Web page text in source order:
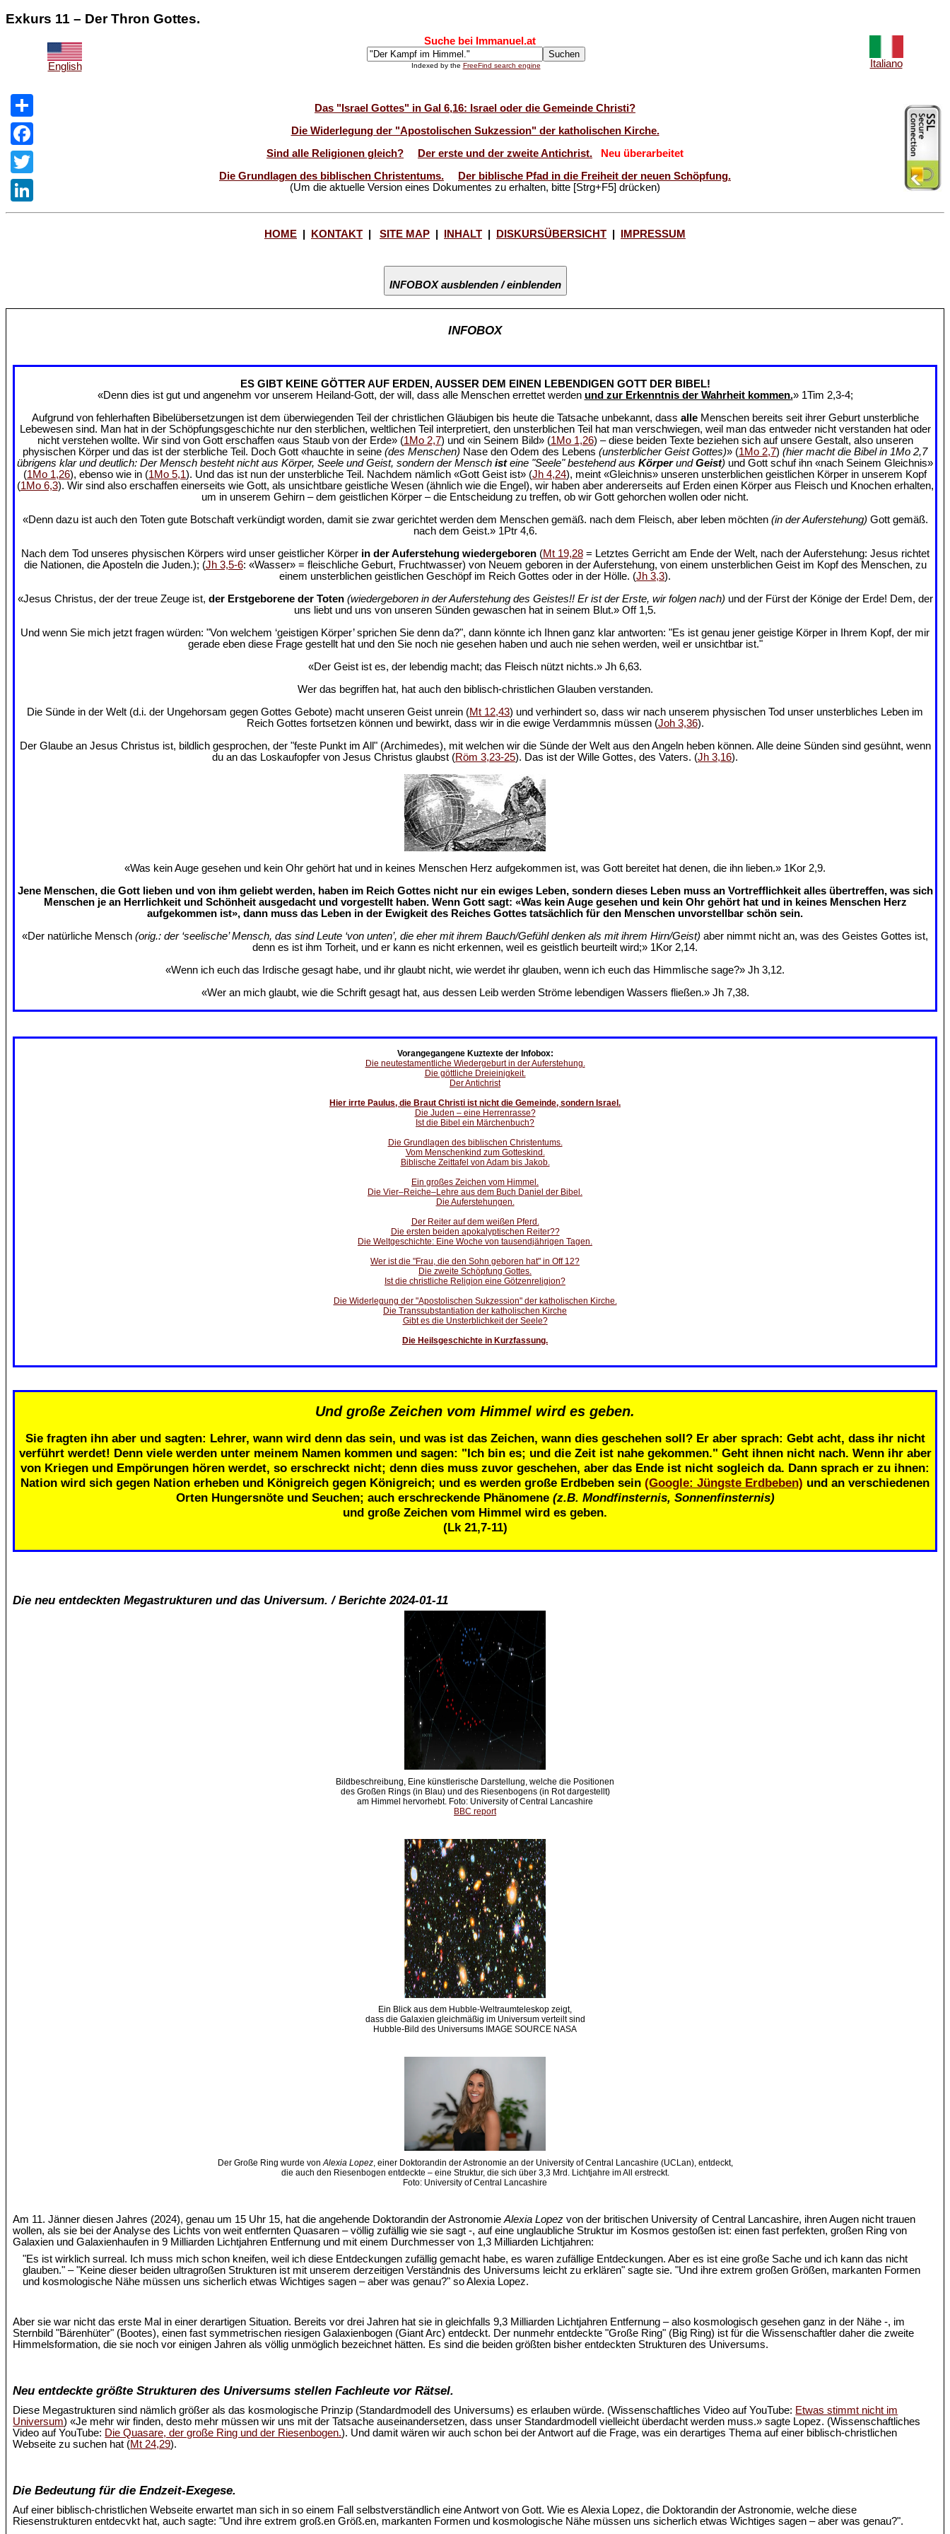
Exkurs 11 – Der Thron Gottes.
English
Suche bei Immanuel.at
Indexed by the FreeFind search engine Italiano
Share
Facebook
Twitter
LinkedIn
Das "Israel Gottes" in Gal 6,16: Israel oder die Gemeinde Christi?
Die Widerlegung der "Apostolischen Sukzession" der katholischen Kirche.
Sind alle Religionen gleich?
Der erste und der zweite Antichrist.
Neu überarbeitet
Die Grundlagen des biblischen Christentums.
Der biblische Pfad in die Freiheit der neuen Schöpfung.
(Um die aktuelle Version eines Dokumentes zu erhalten, bitte [Strg+F5] drücken)
HOME KONTAKT SITE MAP INHALT DISKURSÜBERSICHT IMPRESSUM
INFOBOX ausblenden / einblenden
INFOBOX
ES GIBT KEINE GÖTTER AUF ERDEN, AUSSER DEM EINEN LEBENDIGEN GOTT DER BIBEL!
«Denn dies ist gut und angenehm vor unserem Heiland-Gott, der will, dass alle Menschen errettet werden und zur Erkenntnis der Wahrheit kommen.» 1Tim 2,3-4;
Aufgrund von fehlerhaften Bibelübersetzungen ist dem überwiegenden Teil der christlichen Gläubigen bis heute die Tatsache unbekannt, dass alleMenschen bereits seit ihrer Geburt unsterbliche
Lebewesen sind. Man hat in der Schöpfungsgeschichte nur den sterblichen, weltlichen Teil interpretiert, den unsterblichen Teil hat man verschwiegen, weil man das entweder nicht verstanden hat oder
nicht verstehen wollte. Wir sind von Gott erschaffen «aus Staub von der Erde» (1Mo 2,7) und «in Seinem Bild» (1Mo 1,26) – diese beiden Texte beziehen sich auf unsere Gestalt, also unseren
physischen Körper und das ist der sterbliche Teil. Doch Gott «hauchte in seine (des Menschen) Nase den Odem des Lebens (unsterblicher Geist Gottes)» (1Mo 2,7) (hier macht die Bibel in 1Mo 2,7
übrigens klar und deutlich: Der Mensch besteht nicht aus Körper, Seele und Geist, sondern der Mensch isteine "Seele" bestehend aus KörperundGeist) und Gott schuf ihn «nach Seinem Gleichnis»
(1Mo 1,26), ebenso wie in (1Mo 5,1). Und das ist nun der unsterbliche Teil. Nachdem nämlich «Gott Geist ist» (Jh 4,24), meint «Gleichnis» unseren unsterblichen geistlichen Körper in unserem Kopf
(1Mo 6,3). Wir sind also erschaffen einerseits wie Gott, als unsichtbare geistliche Wesen (ähnlich wie die Engel), wir haben aber andererseits auf Erden einen Körper aus Fleisch und Knochen erhalten,
um in unserem Gehirn – dem geistlichen Körper – die Entscheidung zu treffen, ob wir Gott gehorchen wollen oder nicht.
«Denn dazu ist auch den Toten gute Botschaft verkündigt worden, damit sie zwar gerichtet werden dem Menschen gemäß. nach dem Fleisch, aber leben möchten (in der Auferstehung) Gott gemäß.
nach dem Geist.» 1Ptr 4,6.
Nach dem Tod unseres physischen Körpers wird unser geistlicher Körper in der Auferstehung wiedergeboren (Mt 19,28= Letztes Gerricht am Ende der Welt, nach der Auferstehung: Jesus richtet
die Nationen, die Aposteln die Juden.); (Jh 3,5-6: «Wasser» = fleischliche Geburt, Fruchtwasser) von Neuem geboren in der Auferstehung, von einem unsterblichen Geist im Kopf des Menschen, zu
einem unsterblichen geistlichen Geschöpf im Reich Gottes oder in der Hölle. (Jh 3,3).
«Jesus Christus, der der treue Zeuge ist, der Erstgeborene der Toten (wiedergeboren in der Auferstehung des Geistes!! Er ist der Erste, wir folgen nach) und der Fürst der Könige der Erde! Dem, der
uns liebt und uns von unseren Sünden gewaschen hat in seinem Blut.» Off 1,5.
Und wenn Sie mich jetzt fragen würden: "Von welchem ‘geistigen Körper’ sprichen Sie denn da?", dann könnte ich Ihnen ganz klar antworten: "Es ist genau jener geistige Körper in Ihrem Kopf, der mir
gerade eben diese Frage gestellt hat und den Sie noch nie gesehen haben und auch nie sehen werden, weil er unsichtbar ist."
«Der Geist ist es, der lebendig macht; das Fleisch nützt nichts.» Jh 6,63.
Wer das begriffen hat, hat auch den biblisch-christlichen Glauben verstanden.
Die Sünde in der Welt (d.i. der Ungehorsam gegen Gottes Gebote) macht unseren Geist unrein (Mt 12,43) und verhindert so, dass wir nach unserem physischen Tod unser unsterbliches Leben im
Reich Gottes fortsetzen können und bewirkt, dass wir in die ewige Verdammnis müssen (Joh 3,36).
Der Glaube an Jesus Christus ist, bildlich gesprochen, der "feste Punkt im All" (Archimedes), mit welchen wir die Sünde der Welt aus den Angeln heben können. Alle deine Sünden sind gesühnt, wenn
du an das Loskaufopfer von Jesus Christus glaubst (Röm 3,23-25). Das ist der Wille Gottes, des Vaters. (Jh 3,16).
«Was kein Auge gesehen und kein Ohr gehört hat und in keines Menschen Herz aufgekommen ist, was Gott bereitet hat denen, die ihn lieben.» 1Kor 2,9.
Jene Menschen, die Gott lieben und von ihm geliebt werden, haben im Reich Gottes nicht nur ein ewiges Leben, sondern dieses Leben muss an Vortrefflichkeit alles übertreffen, was sich
Menschen je an Herrlichkeit und Schönheit ausgedacht und vorgestellt haben. Wenn Gott sagt: «Was kein Auge gesehen und kein Ohr gehört hat und in keines Menschen Herz
aufgekommen ist», dann muss das Leben in der Ewigkeit des Reiches Gottes tatsächlich für den Menschen unvorstellbar schön sein.
«Der natürliche Mensch (orig.: der ‘seelische’ Mensch, das sind Leute ‘von unten’, die eher mit ihrem Bauch/Gefühl denken als mit ihrem Hirn/Geist) aber nimmt nicht an, was des Geistes Gottes ist,
denn es ist ihm Torheit, und er kann es nicht erkennen, weil es geistlich beurteilt wird;» 1Kor 2,14.
«Wenn ich euch das Irdische gesagt habe, und ihr glaubt nicht, wie werdet ihr glauben, wenn ich euch das Himmlische sage?» Jh 3,12.
«Wer an mich glaubt, wie die Schrift gesagt hat, aus dessen Leib werden Ströme lebendigen Wassers fließen.» Jh 7,38.
Vorangegangene Kuztexte der Infobox:
Die neutestamentliche Wiedergeburt in der Auferstehung.
Die göttliche Dreieinigkeit.
Der Antichrist
Hier irrte Paulus, die Braut Christi ist nicht die Gemeinde, sondern Israel.
Die Juden – eine Herrenrasse?
Ist die Bibel ein Märchenbuch?
Die Grundlagen des biblischen Christentums.
Vom Menschenkind zum Gotteskind.
Biblische Zeittafel von Adam bis Jakob.
Ein großes Zeichen vom Himmel.
Die Vier–Reiche–Lehre aus dem Buch Daniel der Bibel.
Die Auferstehungen.
Der Reiter auf dem weißen Pferd.
Die ersten beiden apokalyptischen Reiter??
Die Weltgeschichte: Eine Woche von tausendjährigen Tagen.
Wer ist die "Frau, die den Sohn geboren hat" in Off 12?
Die zweite Schöpfung Gottes.
Ist die christliche Religion eine Götzenreligion?
Die Widerlegung der "Apostolischen Sukzession" der katholischen Kirche.
Die Transsubstantiation der katholischen Kirche
Gibt es die Unsterblichkeit der Seele?
Die Heilsgeschichte in Kurzfassung.
Und große Zeichen vom Himmel wird es geben.
Sie fragten ihn aber und sagten: Lehrer, wann wird denn das sein, und was ist das Zeichen, wann dies geschehen soll? Er aber sprach: Gebt acht, dass ihr nicht
verführt werdet! Denn viele werden unter meinem Namen kommen und sagen: "Ich bin es; und die Zeit ist nahe gekommen." Geht ihnen nicht nach. Wenn ihr aber
von Kriegen und Empörungen hören werdet, so erschreckt nicht; denn dies muss zuvor geschehen, aber das Ende ist nicht sogleich da. Dann sprach er zu ihnen:
Nation wird sich gegen Nation erheben und Königreich gegen Königreich; und es werden große Erdbeben sein (Google: Jüngste Erdbeben) und an verschiedenen
Orten Hungersnöte und Seuchen; auch erschreckende Phänomene (z.B. Mondfinsternis, Sonnenfinsternis)
und große Zeichen vom Himmel wird es geben.
(Lk 21,7-11)
Die neu entdeckten Megastrukturen und das Universum. / Berichte 2024-01-11
Bildbeschreibung, Eine künstlerische Darstellung, welche die Positionen
des Großen Rings (in Blau) und des Riesenbogens (in Rot dargestellt)
am Himmel hervorhebt. Foto: University of Central Lancashire
BBC report
Ein Blick aus dem Hubble-Weltraumteleskop zeigt,
dass die Galaxien gleichmäßig im Universum verteilt sind
Hubble-Bild des Universums IMAGE SOURCE NASA
Der Große Ring wurde von Alexia Lopez, einer Doktorandin der Astronomie an der University of Central Lancashire (UCLan), entdeckt,
die auch den Riesenbogen entdeckte – eine Struktur, die sich über 3,3 Mrd. Lichtjahre im All erstreckt.
Foto: University of Central Lancashire
Am 11. Jänner diesen Jahres (2024), genau um 15 Uhr 15, hat die angehende Doktorandin der AstronomieAlexia Lopez von der britischen University of Central Lancashire, ihren Augen nicht trauen
wollen, als sie bei der Analyse des Lichts von weit entfernten Quasaren – völlig zufällig wie sie sagt -, auf eine unglaubliche Struktur im Kosmos gestoßen ist: einen fast perfekten, großen Ring von
Galaxien und Galaxienhaufen in 9 Milliarden Lichtjahren Entfernung und mit einem Durchmesser von 1,3 Milliarden Lichtjahren:
"Es ist wirklich surreal. Ich muss mich schon kneifen, weil ich diese Entdeckungen zufällig gemacht habe, es waren zufällige Entdeckungen. Aber es ist eine große Sache und ich kann das nicht
glauben." – "Keine dieser beiden ultragroßen Strukturen ist mit unserem derzeitigen Verständnis des Universums leicht zu erklären" sagte sie. "Und ihre extrem großen Größen, markanten Formen
und kosmologische Nähe müssen uns sicherlich etwas Wichtiges sagen – aber was genau?" so Alexia Lopez.
Aber sie war nicht das erste Mal in einer derartigen Situation. Bereits vor drei Jahren hat sie in gleichfalls 9,3 Milliarden Lichtjahren Entfernung – also kosmologisch gesehen ganz in der Nähe -, im
Sternbild "Bärenhüter" (Bootes), einen fast symmetrischen riesigen Galaxienbogen (Giant Arc) entdeckt. Der nunmehr entdeckte "Große Ring" (Big Ring) ist für die Wissenschaftler daher die zweite
Himmelsformation, die sie noch vor einigen Jahren als völlig unmöglich bezeichnet hätten. Es sind die beiden größten bisher entdeckten Strukturen des Universums.
Neu entdeckte größte Strukturen des Universums stellen Fachleute vor Rätsel.
Diese Megastrukturen sind nämlich größer als das kosmologische Prinzip (Standardmodell des Universums) es erlauben würde. (Wissenschaftliches Video auf YouTube: Etwas stimmt nicht im
Universum) «Je mehr wir finden, desto mehr müssen wir uns mit der Tatsache auseinandersetzen, dass unser Standardmodell vielleicht überdacht werden muss.» sagte Lopez. (Wissenschaftliches
Video auf YouTube: Die Quasare, der große Ring und der Riesenbogen.). Und damit wären wir auch schon bei der Antwort auf die Frage, was ein derartiges Thema auf einer biblisch-christlichen
Webseite zu suchen hat (Mt 24,29).
Die Bedeutung für die Endzeit-Exegese.
Auf einer biblisch-christlichen Webseite erwartet man sich in so einem Fall selbstverständlich eine Antwort von Gott. Wie es Alexia Lopez, die Doktorandin der Astronomie, welche diese
Riesenstrukturen entdecvkt hat, auch sagte: "Und ihre extrem groß.en Größ.en, markanten Formen und kosmologische Nähe müssen uns sicherlich etwas Wichtiges sagen – aber was genau?".